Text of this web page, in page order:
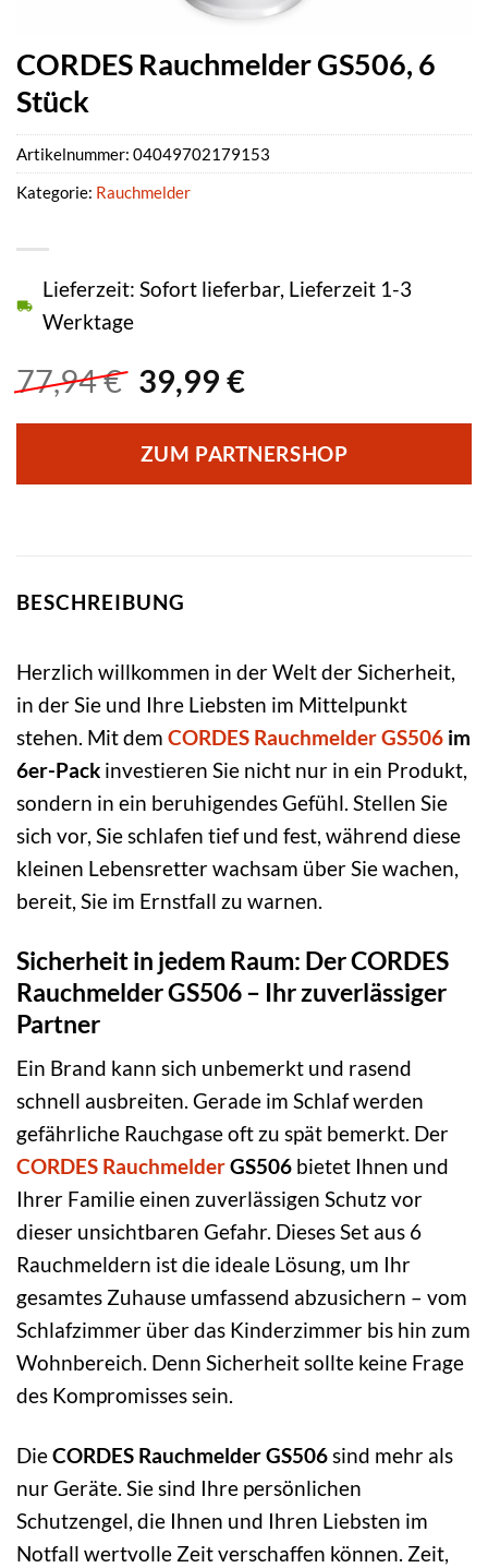
CORDES Rauchmelder GS506, 6
Stück
77,94€ Ursprünglicher
Preis
war:
77,94 €
39,99 €Aktueller
ist:
39,99 €.
Lieferzeit: Sofort lieferbar, Lieferzeit 1-3
Werktage
ZUM PARTNERSHOP
Artikelnummer: 04049702179153
Kategorie: Rauchmelder
BESCHREIBUNG
Herzlich willkommen in der Welt der Sicherheit,
in der Sie und Ihre Liebsten im Mittelpunkt
stehen. Mit dem CORDES Rauchmelder GS506 im
6er-Pack investieren Sie nicht nur in ein Produkt,
sondern in ein beruhigendes Gefühl. Stellen Sie
sich vor, Sie schlafen tief und fest, während diese
kleinen Lebensretter wachsam über Sie wachen,
bereit, Sie im Ernstfall zu warnen.
Sicherheit in jedem Raum: Der CORDES
Rauchmelder GS506 – Ihr zuverlässiger
Partner
Ein Brand kann sich unbemerkt und rasend
schnell ausbreiten. Gerade im Schlaf werden
gefährliche Rauchgase oft zu spät bemerkt. Der
CORDES RauchmelderGS506 bietet Ihnen und
Ihrer Familie einen zuverlässigen Schutz vor
dieser unsichtbaren Gefahr. Dieses Set aus 6
Rauchmeldern ist die ideale Lösung, um Ihr
gesamtes Zuhause umfassend abzusichern – vom
Schlafzimmer über das Kinderzimmer bis hin zum
Wohnbereich. Denn Sicherheit sollte keine Frage
des Kompromisses sein.
DieCORDES Rauchmelder GS506sind mehr als
nur Geräte. Sie sind Ihre persönlichen
Schutzengel, die Ihnen und Ihren Liebsten im
Notfall wertvolle Zeit verschaffen können. Zeit,